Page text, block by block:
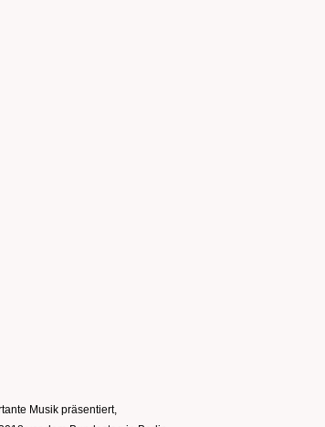
Musik präsentiert,